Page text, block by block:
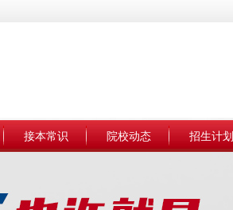
接本常识 院校动态 招生计划